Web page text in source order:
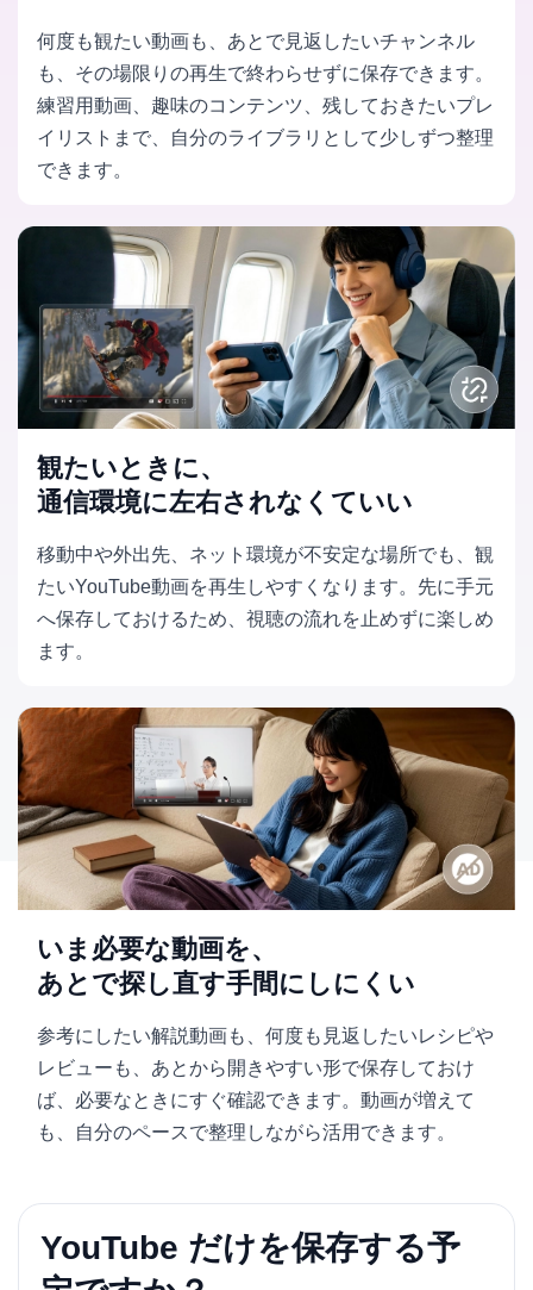
何度も観たい動画も、あとで見返したいチャンネル
も、その場限りの再生で終わらせずに保存できます。
練習用動画、趣味のコンテンツ、残しておきたいプレ
イリストまで、自分のライブラリとして少しずつ整理
できます。
観たいときに、
通信環境に左右されなくていい
移動中や外出先、ネット環境が不安定な場所でも、観
たいYouTube動画を再生しやすくなります。先に手元
へ保存しておけるため、視聴の流れを止めずに楽しめ
ます。
いま必要な動画を、
あとで探し直す手間にしにくい
参考にしたい解説動画も、何度も見返したいレシピや
レビューも、あとから開きやすい形で保存しておけ
ば、必要なときにすぐ確認できます。動画が増えて
も、自分のペースで整理しながら活用できます。
YouTube だけを保存する予